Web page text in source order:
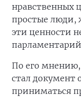
нравственных
простые
эти ценности
По его мнению,
стал документ
приниматься